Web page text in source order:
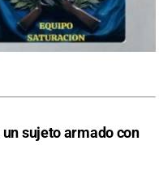
un sujeto armado con